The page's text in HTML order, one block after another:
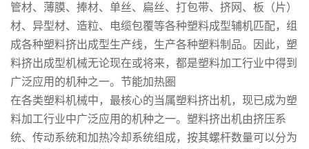
管材、薄膜、捧材、单丝、扁丝、打包带、挤网、板（片）
材、异型材、造粒、电缆包覆等各种塑料成型辅机匹配，组
成各种塑料挤出成型生产线，生产各种塑料制品。因此，塑
料挤出成型机械无论现在或将来，都是塑料加工行业中得到
广泛应用的机种之一。 节能加热圈
在各类塑料机械中，最核心的当属塑料挤出机，现已成为塑
料加工行业中广泛应用的机种之一。塑料挤出机由挤压系
统、传动系统和加热冷却系统组成，按其螺杆数量可以分为